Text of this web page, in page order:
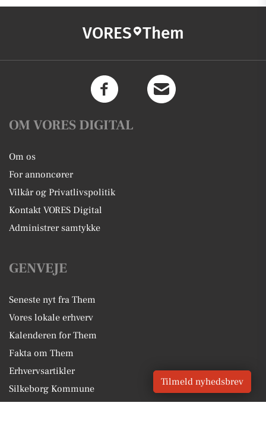
VORES Them
OM VORES DIGITAL
Om os
For annoncører
Vilkår og Privatlivspolitik
Kontakt VORES Digital
Administrer samtykke
GENVEJE
Seneste nyt fra Them
Vores lokale erhverv
Kalenderen for Them
Fakta om Them
Erhvervsartikler
Silkeborg Kommune
Tilmeld nyhedsbrev